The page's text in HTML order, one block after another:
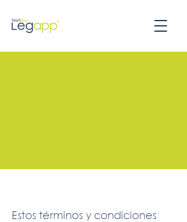
Estos términos y condiciones